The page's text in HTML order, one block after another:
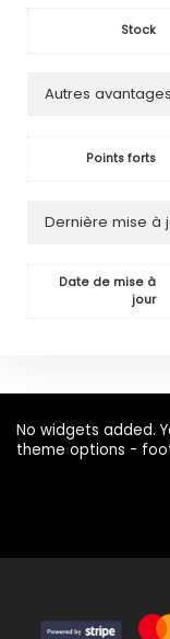
Stock
Autres avantages
Points forts
Dernière mise à
Date de mise à
jour
No widgets added.
theme options -